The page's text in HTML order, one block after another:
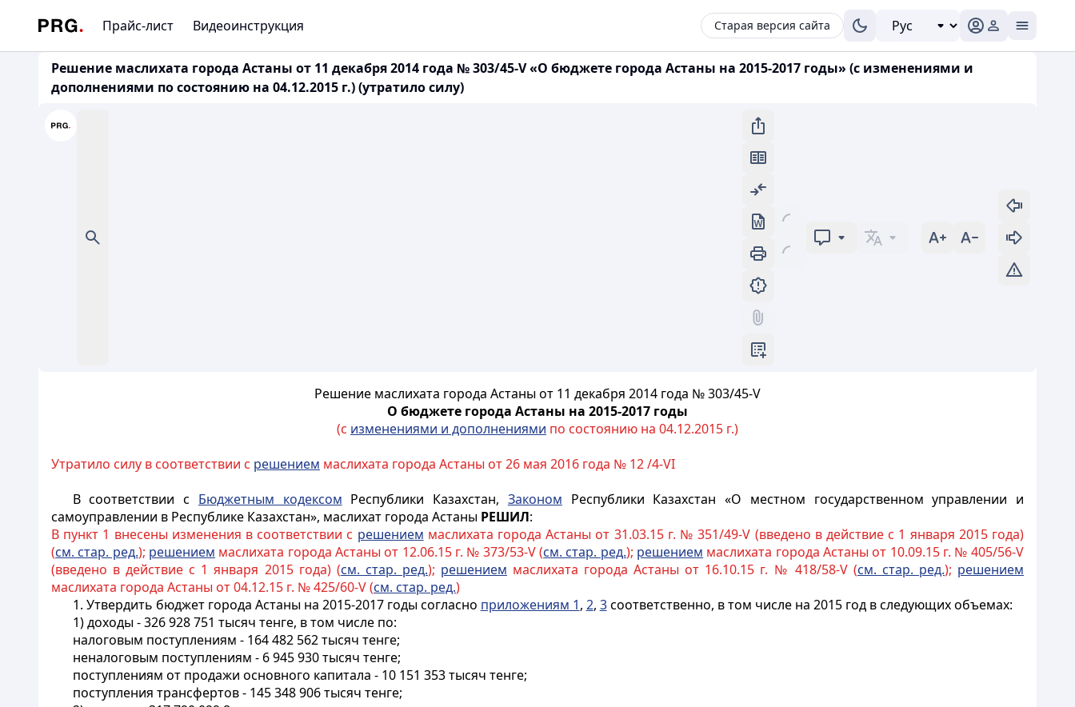
Прайс-лист Видеоинструкция Старая версия сайта
Решение маслихата города Астаны от 11 декабря 2014 года № 303/45-V «О бюджете города Астаны на 2015-2017 годы» (с изменениями и
дополнениями по состоянию на 04.12.2015 г.) (утратило силу)
Решение маслихата города Астаны от 11 декабря 2014 года № 303/45-V
О бюджете города Астаны на 2015-2017 годы
(с изменениями и дополнениями по состоянию на 04.12.2015 г.)
Утратило силу в соответствии с решением маслихата города Астаны от 26 мая 2016 года № 12 /4-VI
В соответствии с Бюджетным кодексом Республики Казахстан, Законом Республики Казахстан «О местном государственном управлении и
самоуправлении в Республике Казахстан», маслихат города Астаны РЕШИЛ:
В пункт 1 внесены изменения в соответствии с решением маслихата города Астаны от 31.03.15 г. № 351/49-V (введено в действие с 1 января 2015 года)
(см. стар. ред.); решением маслихата города Астаны от 12.06.15 г. № 373/53-V (см. стар. ред.); решением маслихата города Астаны от 10.09.15 г. № 405/56-V
(введено в действие с 1 января 2015 года) (см. стар. ред.); решением маслихата города Астаны от 16.10.15 г. № 418/58-V (см. стар. ред.); решением
маслихата города Астаны от 04.12.15 г. № 425/60-V (см. стар. ред.)
1. Утвердить бюджет города Астаны на 2015-2017 годы согласно приложениям 1, 2, 3соответственно, в том числе на 2015 год в следующих объемах:
1) доходы - 326 928 751 тысяч тенге, в том числе по:
налоговым поступлениям - 164 482 562 тысяч тенге;
неналоговым поступлениям - 6 945 930 тысяч тенге;
поступлениям от продажи основного капитала - 10 151 353 тысяч тенге;
поступления трансфертов - 145 348 906 тысяч тенге;